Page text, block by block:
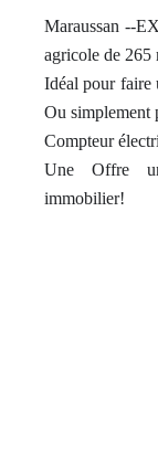
Maraussan --
agricole de 265
Idéal pour faire
Ou simplement
Compteur
Une Offre
immobilier!